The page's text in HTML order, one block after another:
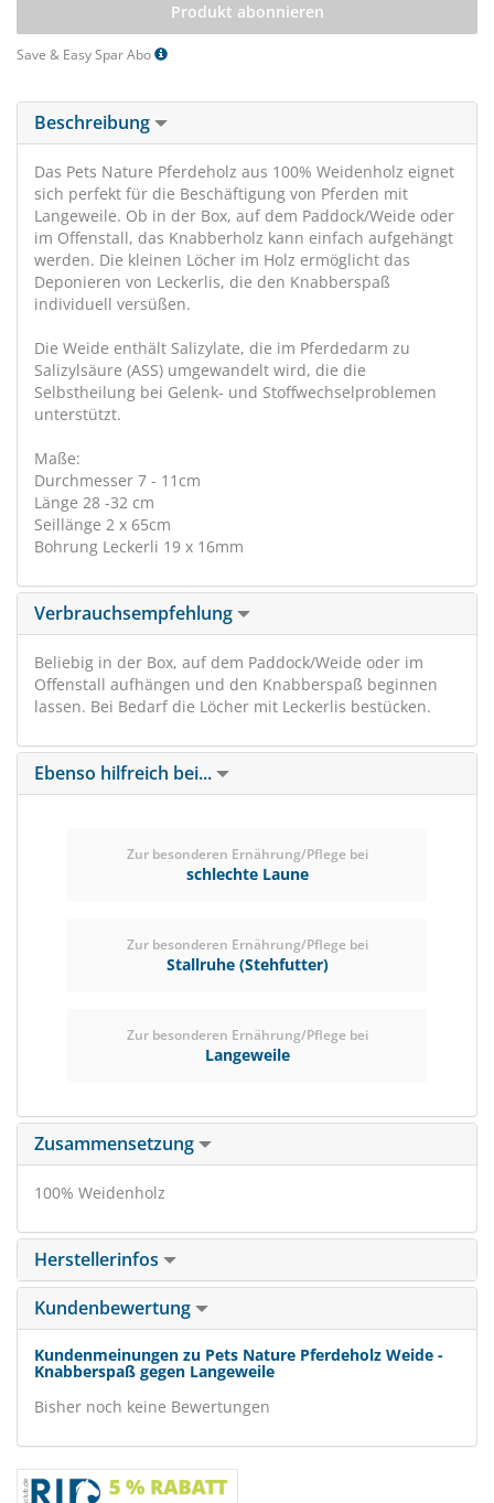
Produkt abonnieren
Save & Easy Spar Abo
Beschreibung
Das Pets Nature Pferdeholz aus 100% Weidenholz eignet
sich perfekt für die Beschäftigung von Pferden mit
Langeweile. Ob in der Box, auf dem Paddock/Weide oder
im Offenstall, das Knabberholz kann einfach aufgehängt
werden. Die kleinen Löcher im Holz ermöglicht das
Deponieren von Leckerlis, die den Knabberspaß
individuell versüßen.
Die Weide enthält Salizylate, die im Pferdedarm zu
Salizylsäure (ASS) umgewandelt wird, die die
Selbstheilung bei Gelenk- und Stoffwechselproblemen
unterstützt.
Maße:
Durchmesser 7 - 11cm
Länge 28 -32 cm
Seillänge 2 x 65cm
Bohrung Leckerli 19 x 16mm
Verbrauchsempfehlung
Beliebig in der Box, auf dem Paddock/Weide oder im
Offenstall aufhängen und den Knabberspaß beginnen
lassen. Bei Bedarf die Löcher mit Leckerlis bestücken.
Ebenso hilfreich bei...
Zur besonderen Ernährung/Pflege bei
schlechte Laune
Zur besonderen Ernährung/Pflege bei
Stallruhe (Stehfutter)
Zur besonderen Ernährung/Pflege bei
Langeweile
Zusammensetzung
100% Weidenholz
Herstellerinfos
Kundenbewertung
Kundenmeinungen zu Pets Nature Pferdeholz Weide -
Knabberspaß gegen Langeweile
Bisher noch keine Bewertungen